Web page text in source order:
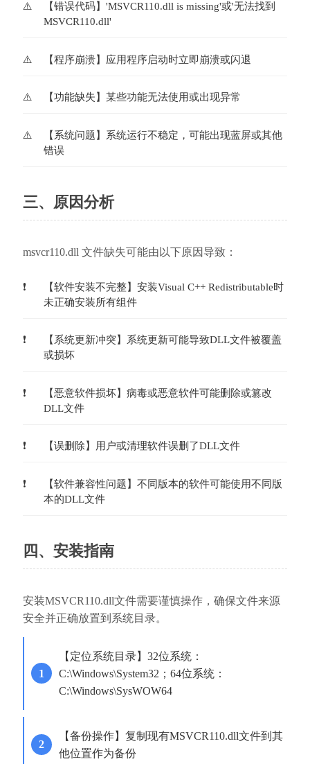
【错误代码】'MSVCR110.dll is missing'或'无法找到
MSVCR110.dll'
【程序崩溃】应用程序启动时立即崩溃或闪退
【功能缺失】某些功能无法使用或出现异常
【系统问题】系统运行不稳定，可能出现蓝屏或其他
错误
三、原因分析
msvcr110.dll 文件缺失可能由以下原因导致：
【软件安装不完整】安装Visual C++ Redistributable时
未正确安装所有组件
【系统更新冲突】系统更新可能导致DLL文件被覆盖
或损坏
【恶意软件损坏】病毒或恶意软件可能删除或篡改
DLL文件
【误删除】用户或清理软件误删了DLL文件
【软件兼容性问题】不同版本的软件可能使用不同版
本的DLL文件
四、安装指南
安装MSVCR110.dll文件需要谨慎操作，确保文件来源
安全并正确放置到系统目录。
【定位系统目录】32位系统：
C:\Windows\System32；64位系统：
C:\Windows\SysWOW64
【备份操作】复制现有MSVCR110.dll文件到其
他位置作为备份